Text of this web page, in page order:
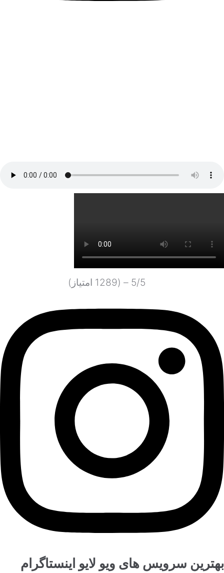
5/5 – (1289 امتیاز)
بهترین سرویس های ویو لایو اینستاگرام